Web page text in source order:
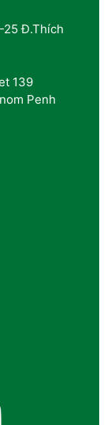
25 Đ.Thích
139
Penh